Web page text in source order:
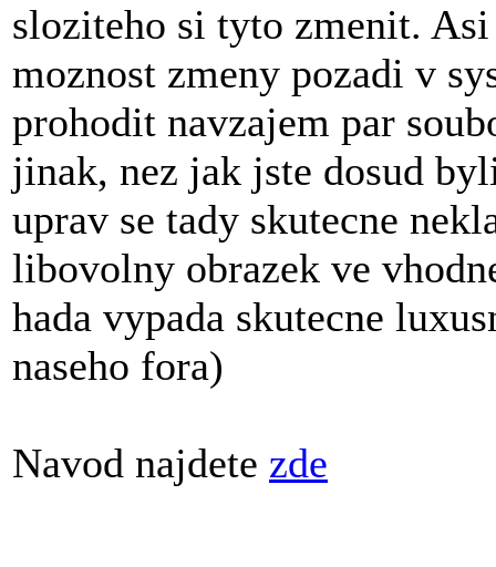
sloziteho si tyto zmenit.
moznost zmeny pozadi v
prohodit navzajem par
jinak, nez jak jste dosud
uprav se tady skutecne
libovolny obrazek ve
hada vypada skutecne
naseho fora)
Navod najdete zde